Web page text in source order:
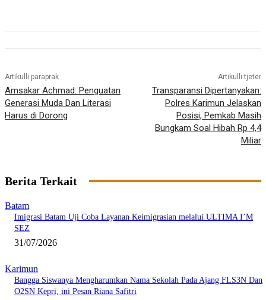
Artikulli paraprak
Amsakar Achmad: Penguatan
Generasi Muda Dan Literasi
Harus di Dorong
Artikulli tjetër
Transparansi Dipertanyakan:
Polres Karimun Jelaskan
Posisi, Pemkab Masih
Bungkam Soal Hibah Rp 4,4
Miliar
Berita Terkait
Batam
Imigrasi Batam Uji Coba Layanan Keimigrasian melalui ULTIMA I’M
SEZ
31/07/2026
Karimun
Bangga Siswanya Mengharumkan Nama Sekolah Pada Ajang FLS3N Dan
O2SN Kepri, ini Pesan Riana Safitri